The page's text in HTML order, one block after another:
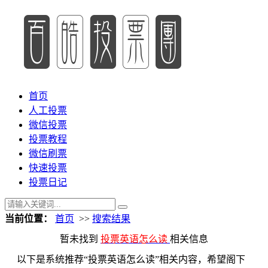
首页
人工投票
微信投票
投票教程
微信刷票
快速投票
投票日记
当前位置： 首页 >> 搜索结果
暂未找到 投票英语怎么读 相关信息
以下是系统推荐“投票英语怎么读”相关内容，希望阁下